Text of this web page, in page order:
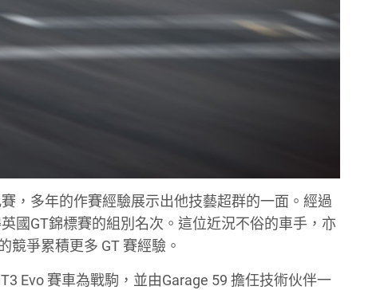
，多年的作賽經驗展示出他技藝超群的一面。經過
國GT錦標賽的組別名次。這位近況不俗的車手，亦
競爭累積更多 GT 賽經驗。
Evo 賽車為戰駒，並由Garage 59 擔任技術伙伴一